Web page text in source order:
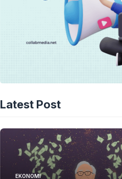
Latest Post
EKONOMI